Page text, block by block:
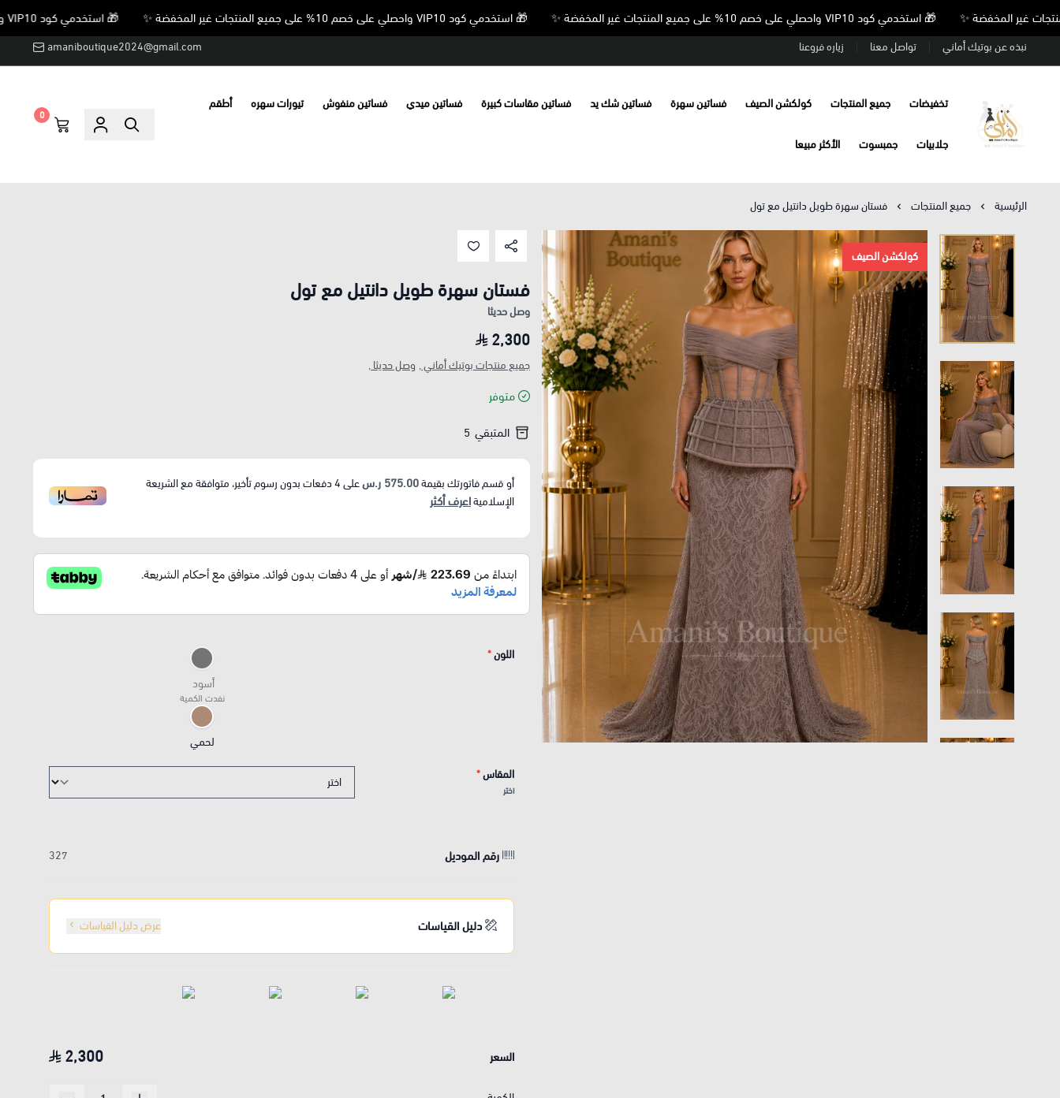
🎁 استخدمي كود VIP10 واحصلي على خصم 10% على جميع المنتجات غير المخفضة ✨ 🎁 استخدمي كود VIP10 واحصلي على خصم 10% على جميع المنتجات غير المخفضة ✨ 🎁 استخدمي كود VIP10 واحصلي على خصم 10% على جميع المنتجات غير المخفضة ✨
نبذه عن بوتيك أماني تواصل معنا زياره فروعنا amaniboutique2024@gmail.com
Amani’s Boutique
تخفيضات جميع المنتجات كولكشن الصيف فساتين سهرة فساتين شك يد فساتين مقاسات كبيرة فساتين ميدي فساتين منفوش تيورات سهره أطقم
جلابيات جمبسوت الأكثر مبيعا
0
الرئيسية جميع المنتجات فستان سهرة طويل دانتيل مع تول
كولكشن الصيف
فستان سهرة طويل دانتيل مع تول
وصل حديثا
2,300
جميع منتجات بوتيك أماني , وصل حديثا ,
متوفر
المتبقي 5
أو قسم فاتورتك بقيمة575.00 ر.س على4دفعات بدون رسوم تأخير، متوافقة مع الشريعة
الإسلاميةاعرف أكثر
اللون*
أسود
نفدت الكمية
لحمي
المقاس*
اختر
رقم الموديل 327
دليل القياسات عرض دليل القياسات
السعر 2,300